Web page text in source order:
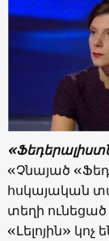
«Չնայած
հսկայական
տեղի
«Լելոյին»